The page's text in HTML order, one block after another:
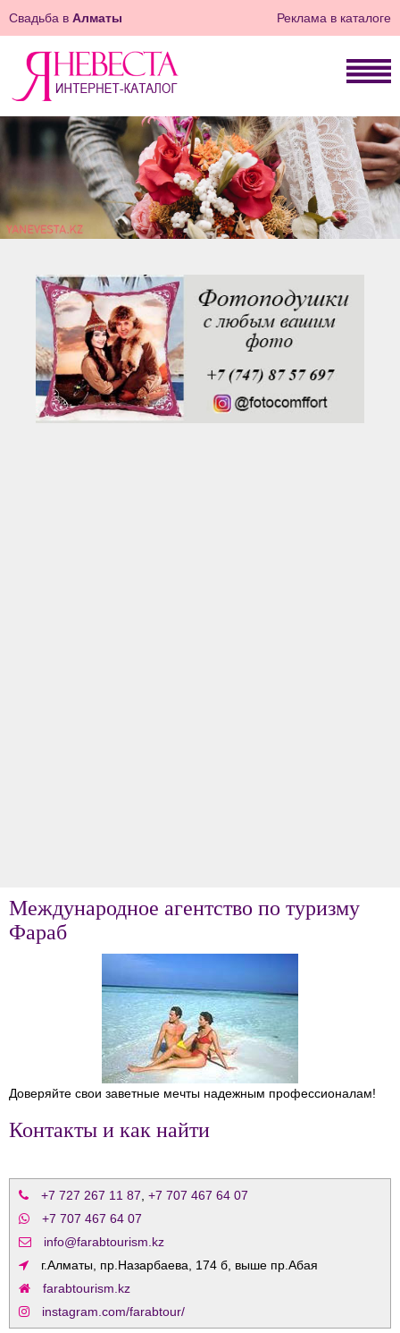
Свадьба в Алматы Реклама в каталоге
Международное агентство по туризму
Фараб
Доверяйте свои заветные мечты надежным профессионалам!
Контакты и как найти
+7 727 267 11 87 +7 707 467 64 07
+7 707 467 64 07
info@farabtourism.kz
г.Алматы, пр.Назарбаева, 174 б, выше пр.Абая
farabtourism.kz
instagram.com/farabtour/